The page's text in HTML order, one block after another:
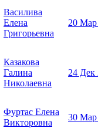
Василива
Елена
Григорьевна
20 Мар
Казакова
Галина
Николаевна
24 Дек
Фуртас Елена
Викторовна
30 Мар